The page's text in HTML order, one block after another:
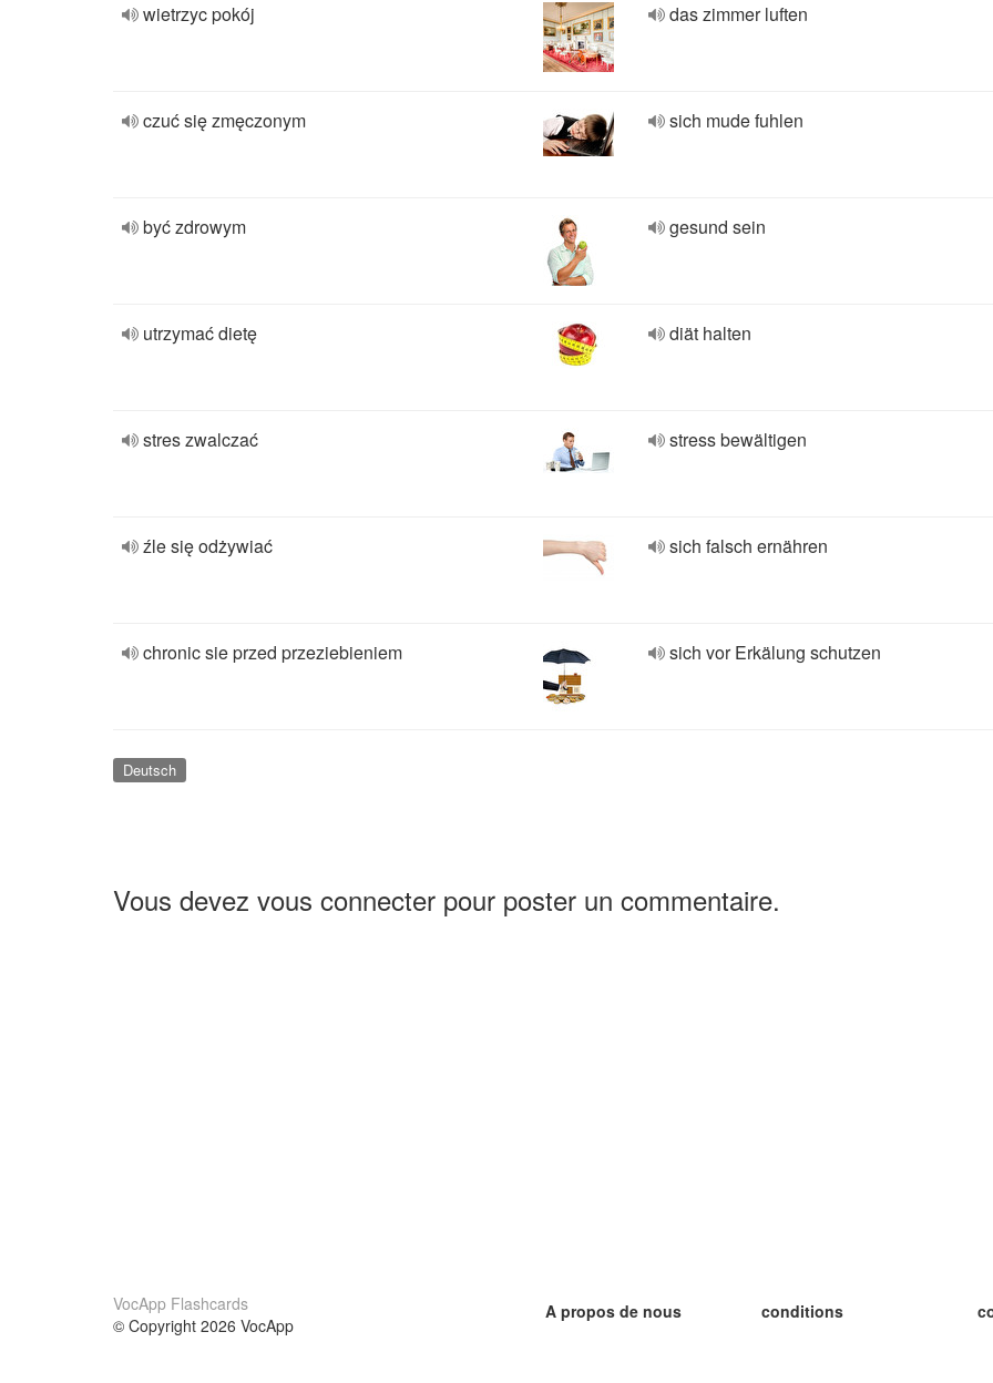
wietrzyc pokój das zimmer luften
czuć się zmęczonym sich mude fuhlen
być zdrowym gesund sein
utrzymać dietę diät halten
stres zwalczać stress bewältigen
źle się odżywiać sich falsch ernähren
chronic sie przed przeziebieniem sich vor Erkälung schutzen
Deutsch
Vous devez vous connecter pour poster un commentaire.
VocApp Flashcards
© Copyright 2026 VocApp
A propos de nous
conditions